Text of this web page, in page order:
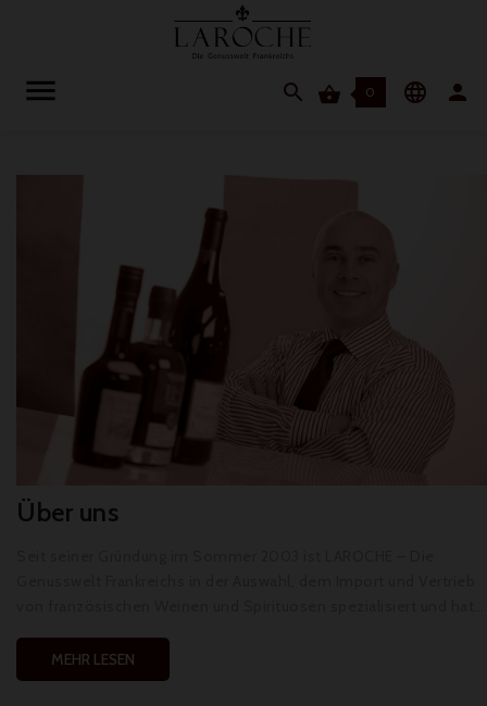
  0  

Über uns
MEHR LESEN